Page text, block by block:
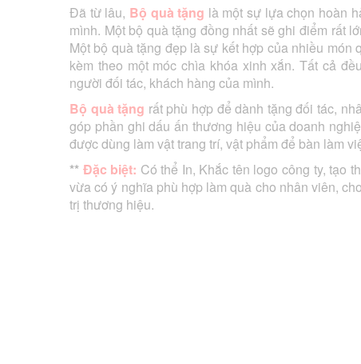
Đã từ lâu, Bộ quà tặng là một sự lựa chọn hoàn
mình. Một bộ quà tặng đồng nhất sẽ ghi điểm rất
Một bộ quà tặng đẹp là sự kết hợp của nhiều món
kèm theo một móc chìa khóa xinh xắn. Tất cả
người đối tác, khách hàng của mình.
Bộ quà tặng rất phù hợp để dành tặng đối tác,
góp phần ghi dấu ấn thương hiệu của doanh
được dùng làm vật trang trí, vật phẩm để bàn làm
** Đặc biệt: Có thể In, Khắc tên logo công ty, tạo
vừa có ý nghĩa phù hợp làm quà cho nhân viên,
trị thương hiệu.